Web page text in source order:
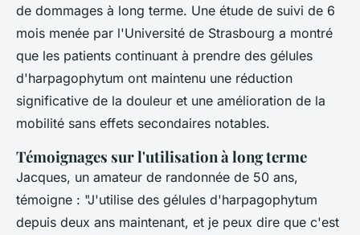
de dommages à long terme. Une étude de suivi de 6
mois menée par l'Université de Strasbourg a montré
que les patients continuant à prendre des gélules
d'harpagophytum ont maintenu une réduction
significative de la douleur et une amélioration de la
mobilité sans effets secondaires notables.
Témoignages sur l'utilisation à long terme
Jacques, un amateur de randonnée de 50 ans,
témoigne : "J'utilise des gélules d'harpagophytum
depuis deux ans maintenant, et je peux dire que c'est